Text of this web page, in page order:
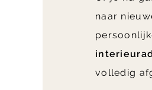
naar
volledig